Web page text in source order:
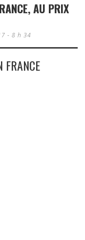
AU PRIX
- 8 h 34
FRANCE